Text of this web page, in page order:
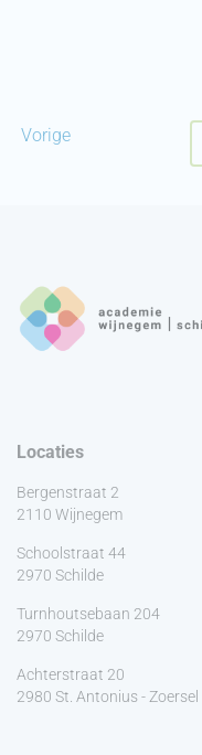
Vorige
Locaties
Bergenstraat 2
2110 Wijnegem
Schoolstraat 44
2970 Schilde
Turnhoutsebaan 204
2970 Schilde
Achterstraat 20
2980 St. Antonius - Zoersel